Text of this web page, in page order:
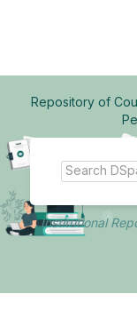
Repository of
Institutional